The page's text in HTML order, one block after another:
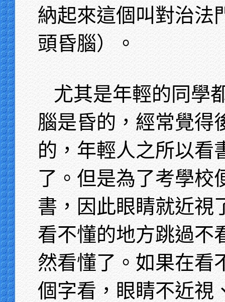
納起來這個叫對治法
頭昏腦）。
尤其是年輕的同學
腦是昏的，經常覺得
的，年輕人之所以看
了。但是為了考學校
書，因此眼睛就近視
看不懂的地方跳過不
然看懂了。如果在看
個字看，眼睛不近視